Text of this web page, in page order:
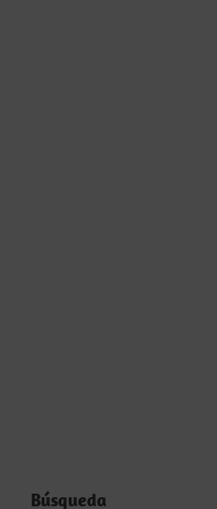
Búsqueda